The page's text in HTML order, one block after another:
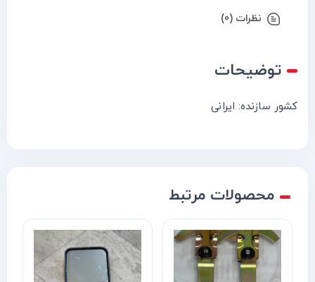
نظرات (0)
توضیحات
کشور سازنده: ایرانی
محصولات مرتبط